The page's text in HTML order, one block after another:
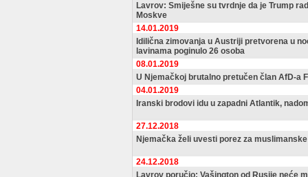
Lavrov: Smiješne su tvrdnje da je Trump
Moskve
14.01.2019
Idilična zimovanja u Austriji pretvorena u
lavinama poginulo 26 osoba
08.01.2019
U Njemačkoj brutalno pretučen član AfD-a
04.01.2019
Iranski brodovi idu u zapadni Atlantik,
27.12.2018
Njemačka želi uvesti porez za
24.12.2018
Lavrov poručio: Vašington od Rusije neće